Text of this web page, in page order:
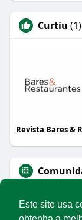
Este site usa
Curtiu (1)